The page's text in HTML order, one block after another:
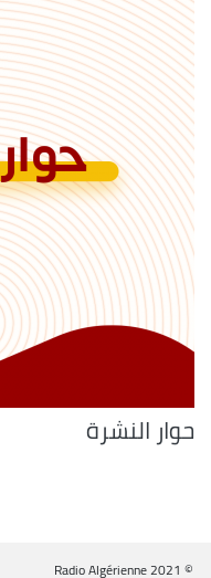
حوار النشرة
© Radio Algérienne 2021